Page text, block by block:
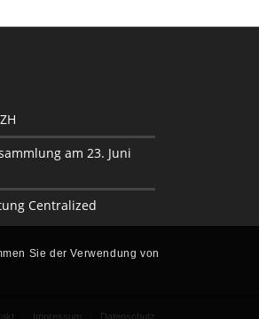
am 23. Juni
Centralized
Impressum Datenschutz
Sie der Verwendung von